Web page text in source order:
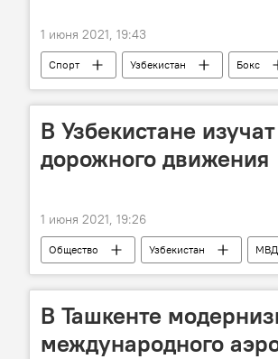
1 июня 2021, 19:43
Спорт Узбекистан Бокс
В Узбекистане
дорожного движения
1 июня 2021, 19:26
Общество Узбекистан МВД
В Ташкенте
международного